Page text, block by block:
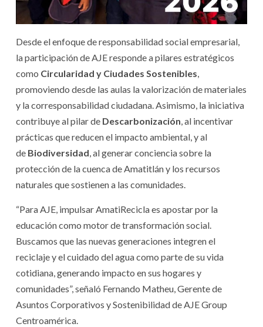
Desde el enfoque de responsabilidad social empresarial,
la participación de AJE responde a pilares estratégicos
como Circularidad y Ciudades Sostenibles,
promoviendo desde las aulas la valorización de materiales
y la corresponsabilidad ciudadana. Asimismo, la iniciativa
contribuye al pilar de Descarbonización, al incentivar
prácticas que reducen el impacto ambiental, y al
de Biodiversidad, al generar conciencia sobre la
protección de la cuenca de Amatitlán y los recursos
naturales que sostienen a las comunidades.
“Para AJE, impulsar AmatiRecicla es apostar por la
educación como motor de transformación social.
Buscamos que las nuevas generaciones integren el
reciclaje y el cuidado del agua como parte de su vida
cotidiana, generando impacto en sus hogares y
comunidades”, señaló Fernando Matheu, Gerente de
Asuntos Corporativos y Sostenibilidad de AJE Group
Centroamérica.